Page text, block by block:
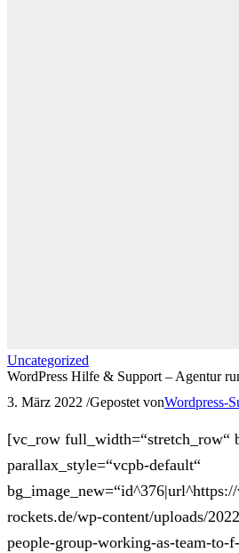
Uncategorized
WordPress Hilfe & Support – Agentur
3. März 2022 /Gepostet vonWordpress-
[vc_row full_width=“stretch_row“
parallax_style=“vcpb-default“
rockets.de/wp-content/uploads/
people-group-working-as-team-to-